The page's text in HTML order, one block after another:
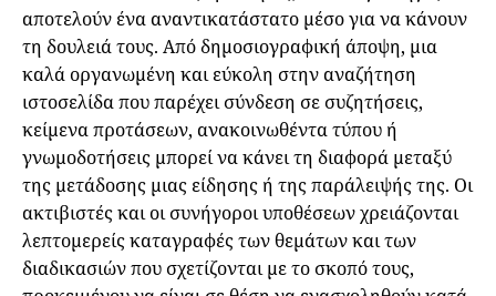
αποτελούν ένα αναντικατάστατο μέσο για να κάνουν
τη δουλειά τους. Από δημοσιογραφική άποψη, μια
καλά οργανωμένη και εύκολη στην αναζήτηση
ιστοσελίδα που παρέχει σύνδεση σε συζητήσεις,
κείμενα προτάσεων, ανακοινωθέντα τύπου ή
γνωμοδοτήσεις μπορεί να κάνει τη διαφορά μεταξύ
της μετάδοσης μιας είδησης ή της παράλειψής της. Οι
ακτιβιστές και οι συνήγοροι υποθέσεων χρειάζονται
λεπτομερείς καταγραφές των θεμάτων και των
διαδικασιών που σχετίζονται με το σκοπό τους,